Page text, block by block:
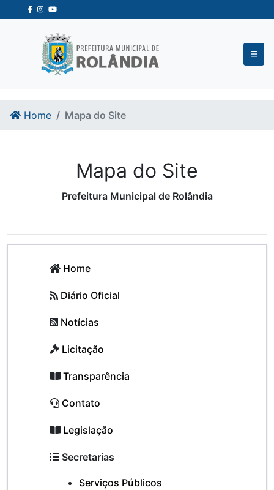
Ir para o conteudo
Ir para o fim do conteudo
Home Mapa do Site
Mapa do Site
Prefeitura Municipal de Rolândia
Home
Diário Oficial
Notícias
Licitação
Transparência
Contato
Legislação
Secretarias
Serviços Públicos